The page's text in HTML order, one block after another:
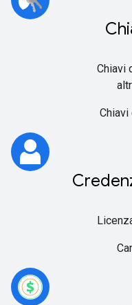
Chiavi